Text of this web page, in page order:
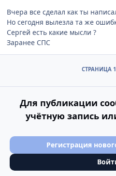
Вчера все сделал как ты
Но сегодня вылезла та же
Сергей есть какие мысли ?
Заранее СПС
СТРАНИЦА
Для публикации
учётную запись
Регистрация